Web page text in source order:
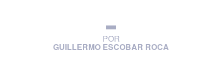
POR
GUILLERMO ESCOBAR ROCA